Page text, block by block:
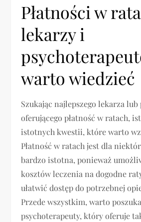
Płatności w
lekarzy i
warto wiedzieć
Szukając najlepszego lekarza
oferującego płatność w ratach,
istotnych kwestii, które warto
Płatność w ratach jest dla
bardzo istotna, ponieważ
kosztów leczenia na dogodne
ułatwić dostęp do potrzebnej
Przede wszystkim, warto
psychoterapeuty, który oferuje